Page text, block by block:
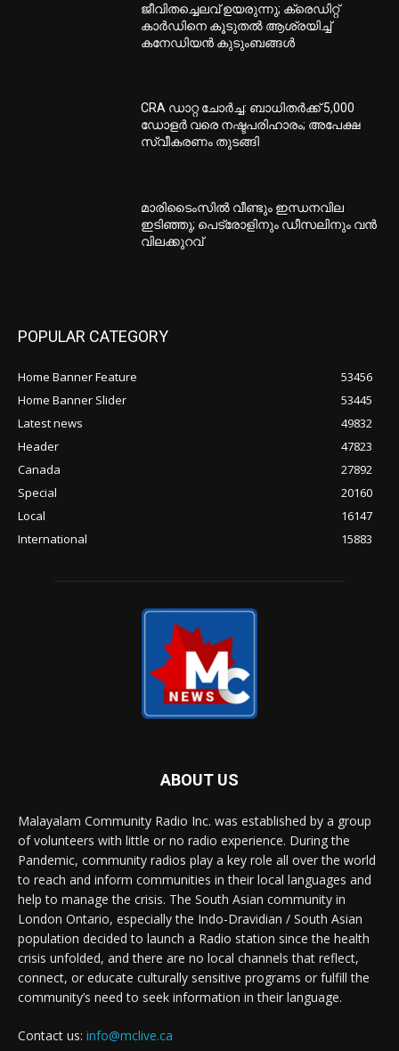
ജീവിതച്ചെലവ് ഉയരുന്നു; ക്രെഡിറ്റ്
കാർഡിനെ കൂടുതൽ ആശ്രയിച്ച്
കനേഡിയൻ കുടുംബങ്ങൾ
CRA ഡാറ്റ ചോർച്ച: ബാധിതർക്ക് 5,000
ഡോളർ വരെ നഷ്ടപരിഹാരം; അപേക്ഷ
സ്വീകരണം തുടങ്ങി
മാരിടൈംസിൽ വീണ്ടും ഇന്ധനവില
ഇടിഞ്ഞു; പെട്രോളിനും ഡീസലിനും വൻ
വിലക്കുറവ്
POPULAR CATEGORY
Home Banner Feature
53456
Home Banner Slider
53445
Latest news
49832
Header
47823
Canada
27892
Special
20160
Local
16147
International
15883
ABOUT US
Malayalam Community Radio Inc. was established by a group
of volunteers with little or no radio experience. During the
Pandemic, community radios play a key role all over the world
to reach and inform communities in their local languages and
help to manage the crisis. The South Asian community in
London Ontario, especially the Indo-Dravidian / South Asian
population decided to launch a Radio station since the health
crisis unfolded, and there are no local channels that reflect,
connect, or educate culturally sensitive programs or fulfill the
community’s need to seek information in their language.
Contact us: info@mclive.ca